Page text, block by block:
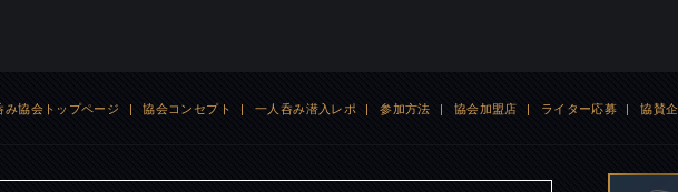
み協会トップページ | 協会コンセプト | 一人呑み潜入レポ | 参加方法 | 協会加盟店 | ライター応募 | 協賛